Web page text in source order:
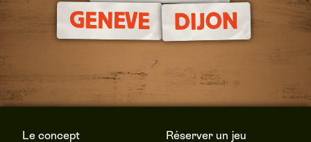
GENEVE DIJON
Le concept
Réserver un jeu